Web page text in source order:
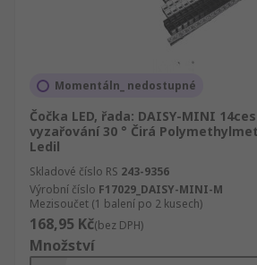
Momentáln_ nedostupné
Čočka LED, řada: DAISY-MINI
vyzařování 30 ° Čirá
Ledil
Skladové číslo RS 243-9356
Výrobní číslo F17029_DAISY-MINI-M
Mezisoučet (1 balení po 2 kusech)
168,95 Kč(bez DPH)
Množství